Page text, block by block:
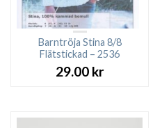
Barntröja Stina 8/8
Flätstickad – 2536
29.00 kr